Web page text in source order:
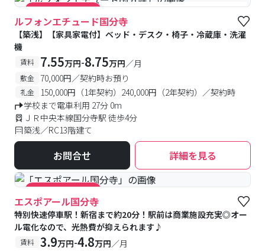
#キャンペーン実施中 #築浅 #食事付き #女性専用フロアあり
ルフォンエチュード国分寺
【築浅】【家具家電付】ベッド・デスク・椅子・冷蔵庫・洗濯
機
賃料 7.55万円-8.75万円／月
敷金 70,000円／契約時お預り
礼金
150,000円（1年契約）240,000円（2年契約）／契約時
学校まで電車利用 27分 0m
ＪＲ中央本線国分寺駅 徒歩4分
築浅／RC13階建て
お問合せ 詳細を見る
#キャンペーン実施中
エスポアール国分寺
特別快速停車駅！新宿まで約20分！駅前は商業施設充実◎オー
ル電化なので、光熱費が抑えられます♪
賃料 3.9万円-4.8万円／月